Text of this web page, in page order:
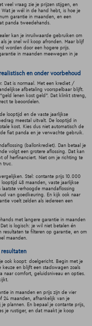
veel vraag zie je prijzen stijgen, en
je wél in de hand hebt, is hoe je
garantie in maanden, en een
panda tweedehands.
kan je inruilwaarde gebruiken om
je snel wil koop afronden. Maar blijf
worden door een hogere prijs.
in maanden meewegen in je
en onder voorbehoud
Dat is normaal. Met een krediet /
afbetaling voorspelbaar blijft.
lenen kost geld”. Dat klinkt streng,
te beoordelen.
looptijd en de vaste jaarlijkse
meestal uitvalt. De looptijd in
kost. Kies dus niet automatisch de
fiat panda en je verwachte gebruik.
(ballonkrediet). Dan betaal je
volgt een grotere aflossing. Dat kan
of herfinanciert. Niet om je richting te
truc.
Stel: contante prijs 10.000
48 maanden, vaste jaarlijkse
verhoogde maandaflossing
van goedkeuring. En kijk ook naar
voelt zelden als iedereen een
met langere garantie in maanden
is logisch: je wil niet betalen én
te filteren op garantie, en om
maanden.
ook koopt: doelgericht. Begin met je
en blijft een stadswagen zoals
comfort, geluidsniveau en opties.
in maanden en prijs zijn de vier
24 maanden, afhankelijk van je
plannen. En bepaal je contante prijs,
je rustiger, en dat maakt je koop